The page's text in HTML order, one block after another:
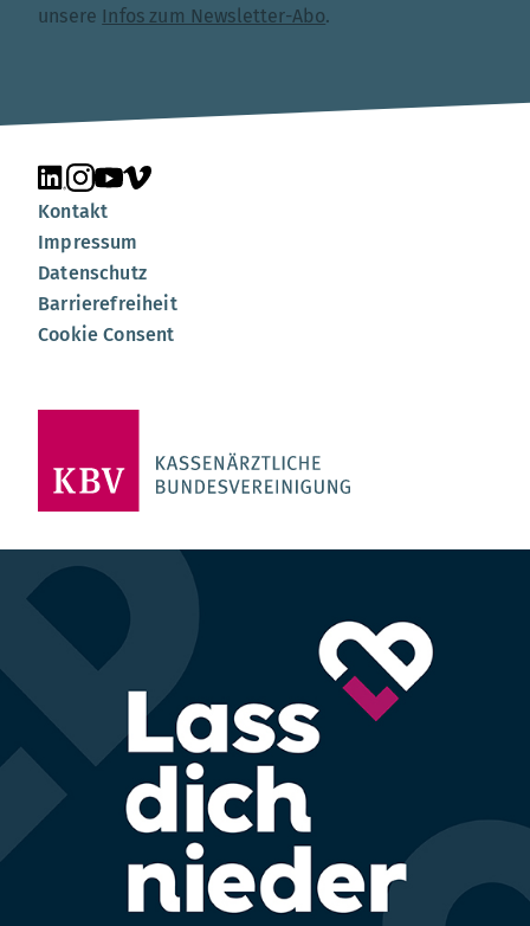
unsere Infos zum Newsletter-Abo.
Unsere Seite auf LinkedIn
Unsere Seite auf Instagram
Unsere Seite auf YouTube
Unsere Seite auf Vimeo
Kontakt
Impressum
Datenschutz
Barrierefreiheit
Cookie Consent